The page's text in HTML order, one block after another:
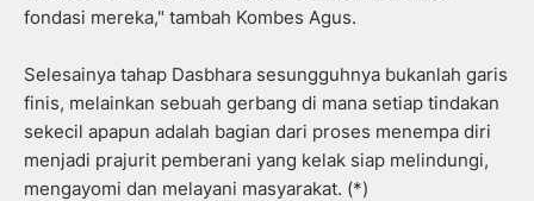
fondasi mereka," tambah Kombes Agus.
Selesainya tahap Dasbhara sesungguhnya bukanlah garis
finis, melainkan sebuah gerbang di mana setiap tindakan
sekecil apapun adalah bagian dari proses menempa diri
menjadi prajurit pemberani yang kelak siap melindungi,
mengayomi dan melayani masyarakat. (*)